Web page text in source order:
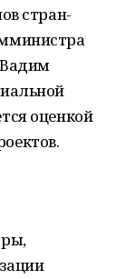
стран-
Вадим
оценкой